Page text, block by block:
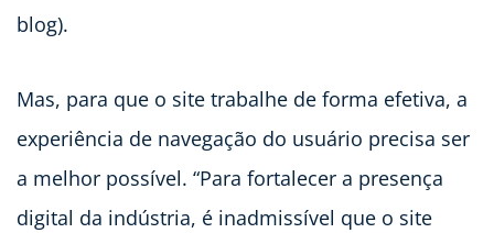
blog).
Mas, para que o site trabalhe de forma efetiva, a
experiência de navegação do usuário precisa ser
a melhor possível. “Para fortalecer a presença
digital da indústria, é inadmissível que o site